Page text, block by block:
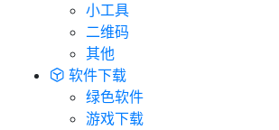
小工具
二维码
其他
软件下载
绿色软件
游戏下载